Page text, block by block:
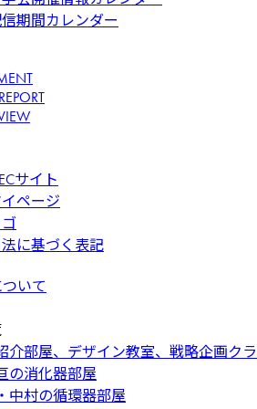
期間カレンダー
サイト
ページ
に基づく表記
いて
介部屋、デザイン教室、戦略企画ク
の消化器部屋
中村の循環器部屋